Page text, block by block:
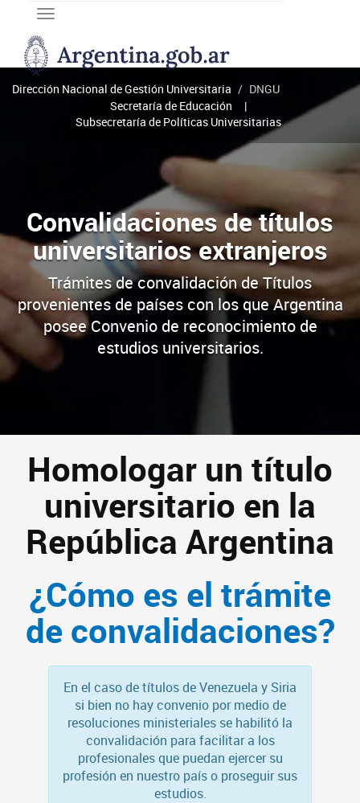
DNGU
Dirección
de
Universitaria
Dirección Nacional de Gestión Universitaria
DNGU
Secretaría de Educación
Subsecretaría de Políticas Universitarias
Convalidaciones de títulos
universitarios extranjeros
Trámites de convalidación de Títulos
provenientes de países con los que Argentina
posee Convenio de reconocimiento de
estudios universitarios.
Homologar un título
universitario en la
República Argentina
¿Cómo es el trámite
de convalidaciones?
En el caso de títulos de Venezuela y Siria
si bien no hay convenio por medio de
resoluciones ministeriales se habilitó la
convalidación para facilitar a los
profesionales que puedan ejercer su
profesión en nuestro país o proseguir sus
estudios.